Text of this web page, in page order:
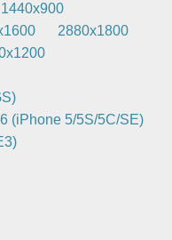
1440x900
2880x1800
(iPhone 5/5S/5C/SE)